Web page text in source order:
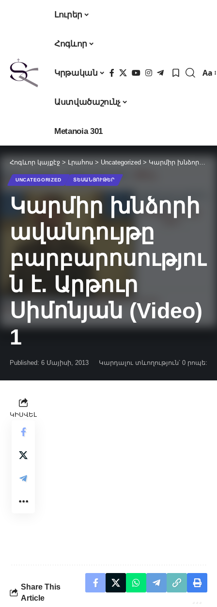
Լուրեր
Հոգևոր
Կրթական
Աստվածաշունչ
Metanoia 301
Aa
Հոգևոր կայքէջ > Լրահոս > Uncategorized > Կարմիր խնձորի ավանդույթը բարբարոսություն է. Արթուր Սիմոնյան (Video) 1
UNCATEGORIZED ՏԵՍԱՆՅՈՒԹԵՐ
Կարմիր խնձորի
ավանդույթը
բարբարոսությու
ն է. Արթուր
Սիմոնյան (Video)
1
Published: 6 Մայիսի, 2013 Կարդալու տևողություն՝ 0 րոպե:
ԿԻՍՎԵԼ
Share This
Article